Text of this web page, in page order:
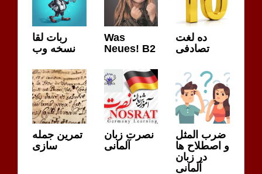
ربات لقا
نسخه وب
Was
Neues! B2
ده لغت
تصادفی
تمرین جمله
سازی
نصرت زبان
آلمانی
ضرب المثل
و اصطلاح ها
در زبان
آلمانی